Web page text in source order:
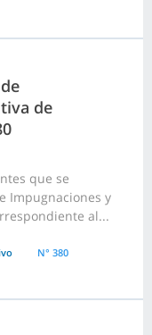
de
que se
Impugnaciones y
al...
N° 380